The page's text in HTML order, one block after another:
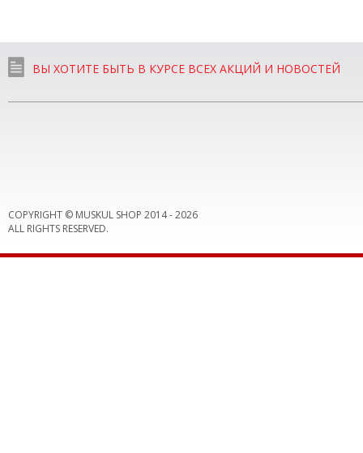
ВЫ ХОТИТЕ БЫТЬ В КУРСЕ ВСЕХ АКЦИЙ И НОВОСТЕЙ
COPYRIGHT © MUSKUL SHOP 2014 -2026
ALL RIGHTS RESERVED.